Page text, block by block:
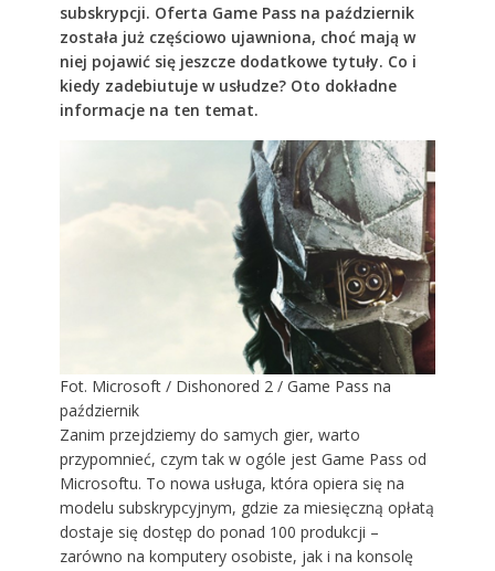
subskrypcji. Oferta Game Pass na październik
została już częściowo ujawniona, choć mają w
niej pojawić się jeszcze dodatkowe tytuły. Co i
kiedy zadebiutuje w usłudze? Oto dokładne
informacje na ten temat.
Fot. Microsoft / Dishonored 2 / Game Pass na
październik
Zanim przejdziemy do samych gier, warto
przypomnieć, czym tak w ogóle jest Game Pass od
Microsoftu. To nowa usługa, która opiera się na
modelu subskrypcyjnym, gdzie za miesięczną opłatą
dostaje się dostęp do ponad 100 produkcji –
zarówno na komputery osobiste, jak i na konsolę